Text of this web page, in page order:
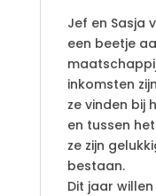
Jef en Sasja
een beetje
inkomsten
ze vinden bij
en tussen
ze zijn
bestaan.
Dit jaar